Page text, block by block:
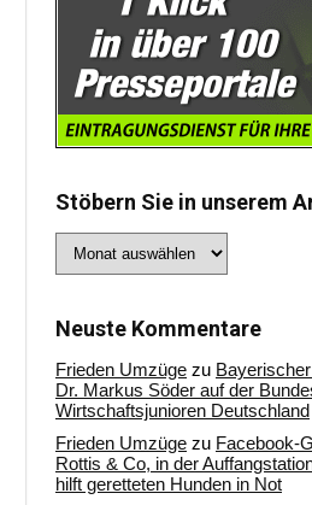
Stöbern Sie in unserem
Sie
Archiv
Neuste Kommentare
Frieden Umzüge zu
Dr. Markus Söder auf der
Wirtschaftsjunioren Deutschland
Frieden Umzüge zu Facebook-
Rottis & Co, in der
hilft geretteten Hunden in Not